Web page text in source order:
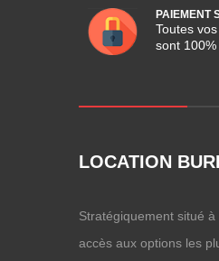
PAIEMENT
Toutes
sont
LOCATION
Stratégiquement situé
accès aux options les